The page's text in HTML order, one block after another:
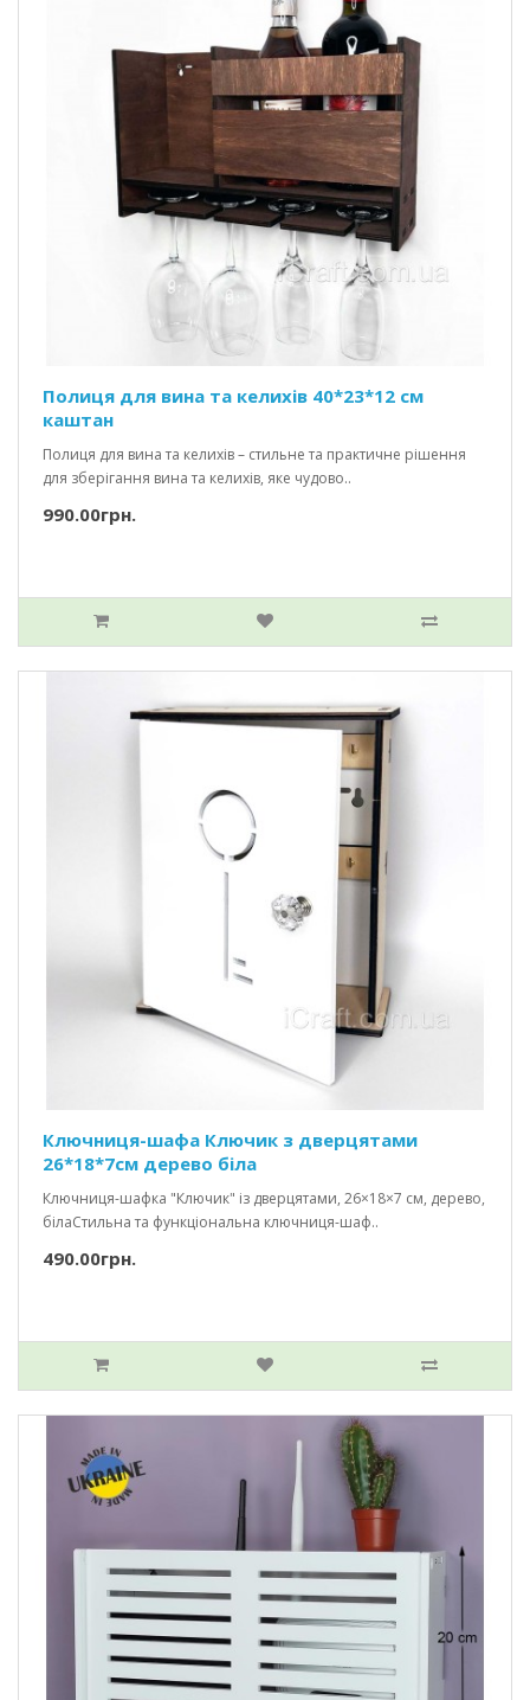
Полиця для вина та келихів 40*23*12 см
каштан
Полиця для вина та келихів – стильне та практичне рішення
для зберігання вина та келихів, яке чудово..
990.00грн.
Ключниця-шафа Ключик з дверцятами
26*18*7см дерево біла
Ключниця-шафка "Ключик" із дверцятами, 26×18×7 см, дерево,
білаСтильна та функціональна ключниця-шаф..
490.00грн.